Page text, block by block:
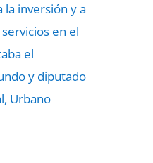
la inversión y a
en el
el
y diputado
Urbano